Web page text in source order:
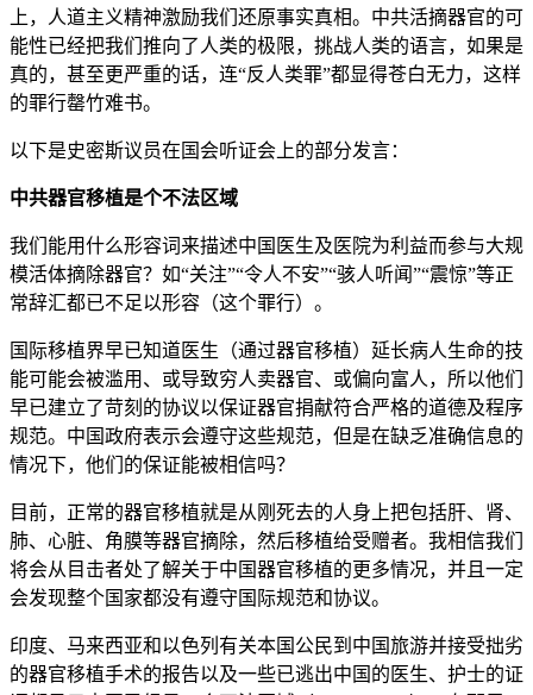
上，人道主义精神激励我们还原事实真相。中共活摘器官的可
能性已经把我们推向了人类的极限，挑战人类的语言，如果是
真的，甚至更严重的话，连“反人类罪”都显得苍白无力，这样
的罪行罄竹难书。
以下是史密斯议员在国会听证会上的部分发言：
中共器官移植是个不法区域
我们能用什么形容词来描述中国医生及医院为利益而参与大规
模活体摘除器官？如“关注”“令人不安”“骇人听闻”“震惊”等正
常辞汇都已不足以形容（这个罪行）。
国际移植界早已知道医生（通过器官移植）延长病人生命的技
能可能会被滥用、或导致穷人卖器官、或偏向富人，所以他们
早已建立了苛刻的协议以保证器官捐献符合严格的道德及程序
规范。中国政府表示会遵守这些规范，但是在缺乏准确信息的
情况下，他们的保证能被相信吗？
目前，正常的器官移植就是从刚死去的人身上把包括肝、肾、
肺、心脏、角膜等器官摘除，然后移植给受赠者。我相信我们
将会从目击者处了解关于中国器官移植的更多情况，并且一定
会发现整个国家都没有遵守国际规范和协议。
印度、马来西亚和以色列有关本国公民到中国旅游并接受拙劣
的器官移植手术的报告以及一些已逃出中国的医生、护士的证